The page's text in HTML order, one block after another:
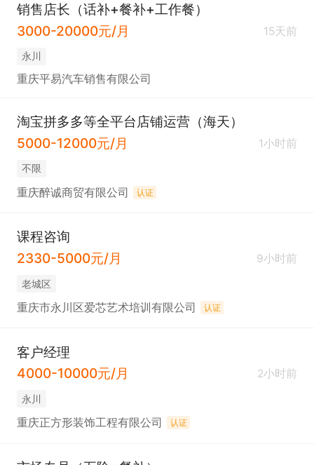
销售店长（话补+餐补+工作餐）
3000-20000元/月
15天前
永川
重庆平易汽车销售有限公司
淘宝拼多多等全平台店铺运营（海天）
5000-12000元/月
1小时前
不限
重庆醉诚商贸有限公司 认证
课程咨询
2330-5000元/月
9小时前
老城区
重庆市永川区爱芯艺术培训有限公司 认证
客户经理
4000-10000元/月
2小时前
永川
重庆正方形装饰工程有限公司 认证